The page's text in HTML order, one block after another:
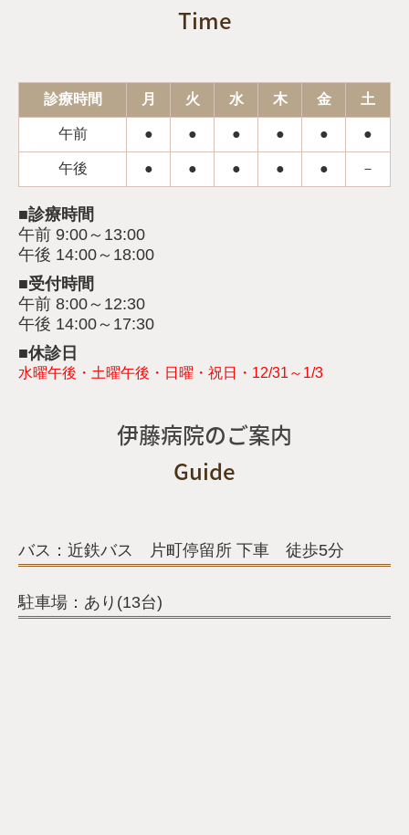
Time
診療時間 月 火 水 木 金 土
午前 ● ● ● ● ● ●
午後 ● ● ● ● ● －
■診療時間
午前 9:00～13:00
午後 14:00～18:00
■受付時間
午前 8:00～12:30
午後 14:00～17:30
■休診日
水曜午後・土曜午後・日曜・祝日・12/31～1/3
伊藤病院のご案内
Guide
バス：近鉄バス 片町停留所 下車 徒歩5分
駐車場：あり(13台)